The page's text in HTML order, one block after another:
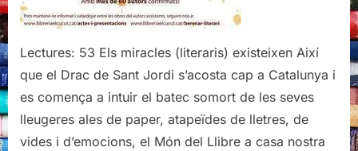
Lectures: 53 Els miracles (literaris) existeixen Així
que el Drac de Sant Jordi s’acosta cap a Catalunya i
es comença a intuir el batec somort de les seves
lleugeres ales de paper, atapeïdes de lletres, de
vides i d’emocions, el Món del Llibre a casa nostra